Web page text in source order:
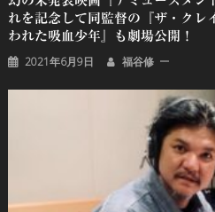
れを記念して同監督の『ザ・クレ
われた吸血少年』も劇場公開！
2021年6月9日 福谷修